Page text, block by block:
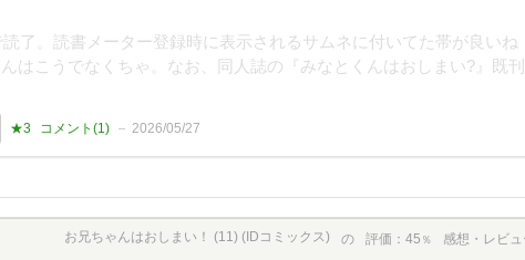
読了。読書メーター登録時に表示されるサムネに付いてた帯が良いね
はこうでなくちゃ。なお、同人誌の『みなとくんはおしまい?』既
★3 コメント(1) 2026/05/27
お兄ちゃんはおしまい！ (11) (IDコミックス) の 評価 45 ％ 感想・レビュ